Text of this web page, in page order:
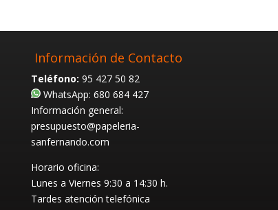
Información de Contacto
Teléfono: 95 427 50 82
WhatsApp: 680 684 427
Información general:
presupuesto@papeleria-
sanfernando.com
Horario oficina:
Lunes a Viernes 9:30 a 14:30 h.
Tardes atención telefónica